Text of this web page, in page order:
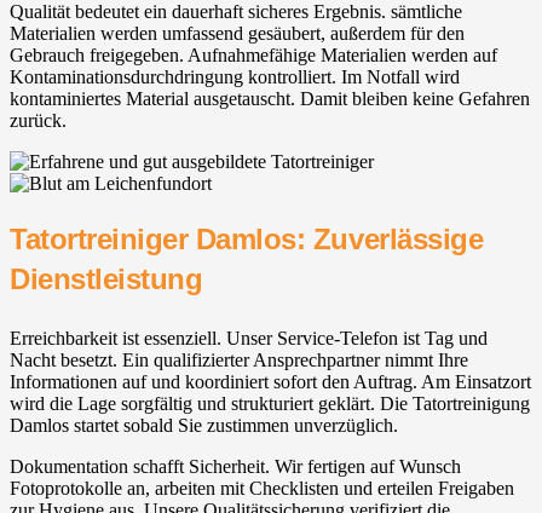
Qualität bedeutet ein dauerhaft sicheres Ergebnis. sämtliche
Materialien werden umfassend gesäubert, außerdem für den
Gebrauch freigegeben. Aufnahmefähige Materialien werden auf
Kontaminationsdurchdringung kontrolliert. Im Notfall wird
kontaminiertes Material ausgetauscht. Damit bleiben keine Gefahren
zurück.
Tatortreiniger Damlos: Zuverlässige
Dienstleistung
Erreichbarkeit ist essenziell. Unser Service-Telefon ist Tag und
Nacht besetzt. Ein qualifizierter Ansprechpartner nimmt Ihre
Informationen auf und koordiniert sofort den Auftrag. Am Einsatzort
wird die Lage sorgfältig und strukturiert geklärt. Die Tatortreinigung
Damlos startet sobald Sie zustimmen unverzüglich.
Dokumentation schafft Sicherheit. Wir fertigen auf Wunsch
Fotoprotokolle an, arbeiten mit Checklisten und erteilen Freigaben